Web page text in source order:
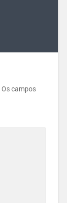
Os campos